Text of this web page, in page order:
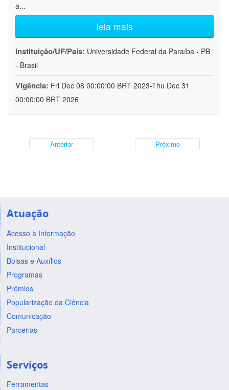
a...
leia mais
Instituição/UF/País: Universidade Federal da Paraíba - PB
- Brasil
Vigência: Fri Dec 08 00:00:00 BRT 2023-Thu Dec 31
00:00:00 BRT 2026
Anterior Próximo
Atuação
Acesso à Informação
Institucional
Bolsas e Auxílios
Programas
Prêmios
Popularização da Ciência
Comunicação
Parcerias
Serviços
Ferramentas